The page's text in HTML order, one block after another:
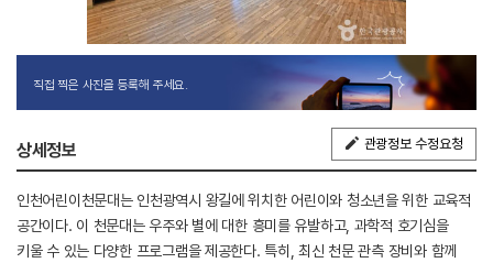
직접 찍은 사진을 등록해 주세요.
상세정보 관광정보 수정요청
인천어린이천문대는 인천광역시 왕길에 위치한 어린이와 청소년을 위한 교육적
공간이다. 이 천문대는 우주와 별에 대한 흥미를 유발하고, 과학적 호기심을
키울 수 있는 다양한 프로그램을 제공한다. 특히, 최신 천문 관측 장비와 함께